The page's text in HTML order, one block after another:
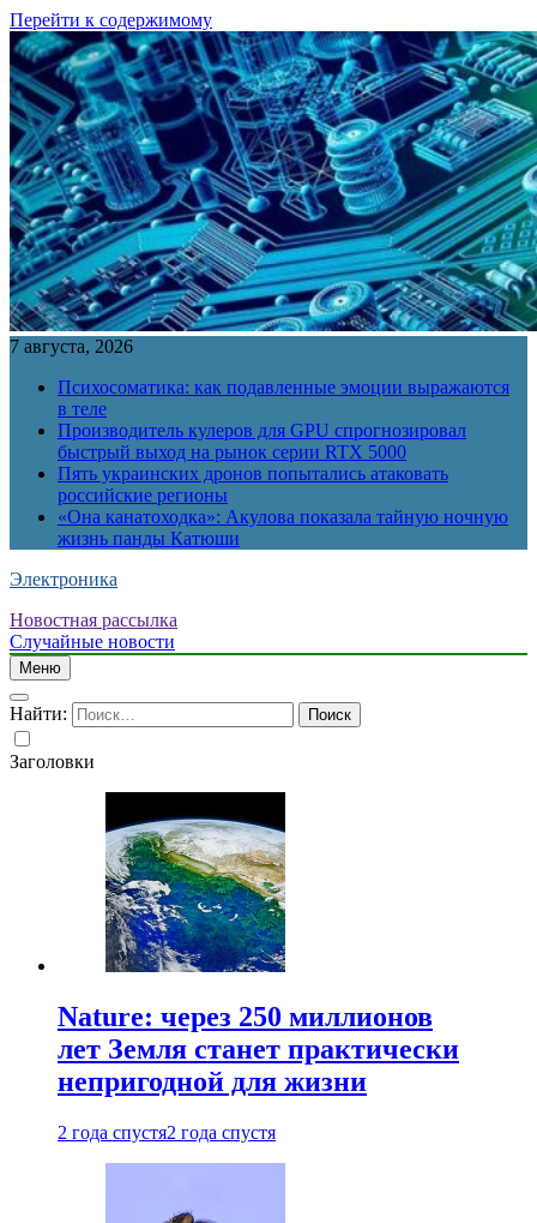
Перейти к содержимому
7 августа, 2026
Психосоматика: как подавленные эмоции выражаются
в теле
Производитель кулеров для GPU спрогнозировал
быстрый выход на рынок серии RTX 5000
Пять украинских дронов попытались атаковать
российские регионы
«Она канатоходка»: Акулова показала тайную ночную
жизнь панды Катюши
Электроника
Новостная рассылка
Случайные новости
Меню
Найти:
Заголовки
Nature: через 250 миллионов
лет Земля станет практически
непригодной для жизни
2 года спустя2 года спустя